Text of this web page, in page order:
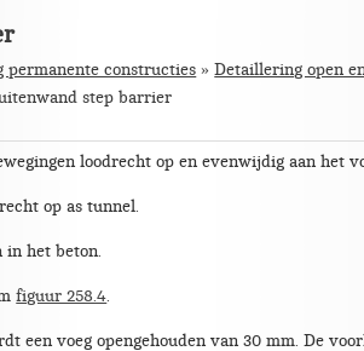
permanente constructies »Detaillering open
step barrier
loodrecht op en evenwijdig aan het
op as tunnel.
in het beton.
figuur 258.4.
een voeg opengehouden van 30 mm. De